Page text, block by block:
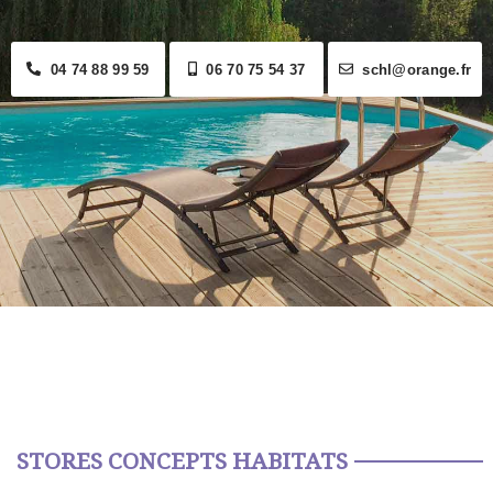
04 74 88 99 59 06 70 75 54 37 schl@orange.fr
STORES CONCEPTS HABITATS